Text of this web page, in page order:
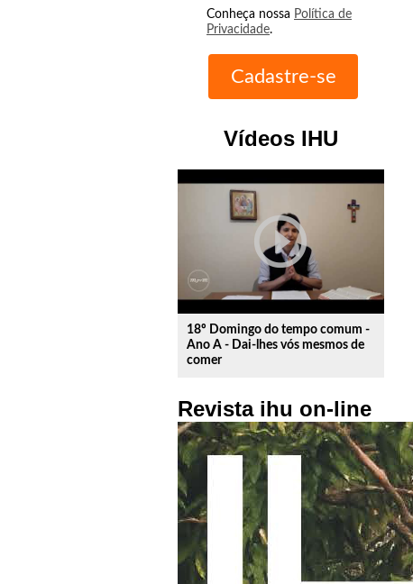
Conheça nossa Política de
Privacidade.
Vídeos IHU
play_circle_outline
18º Domingo do tempo comum -
Ano A - Dai-lhes vós mesmos de
comer
Revista ihu on-line